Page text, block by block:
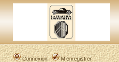
Connexion M’enregistrer